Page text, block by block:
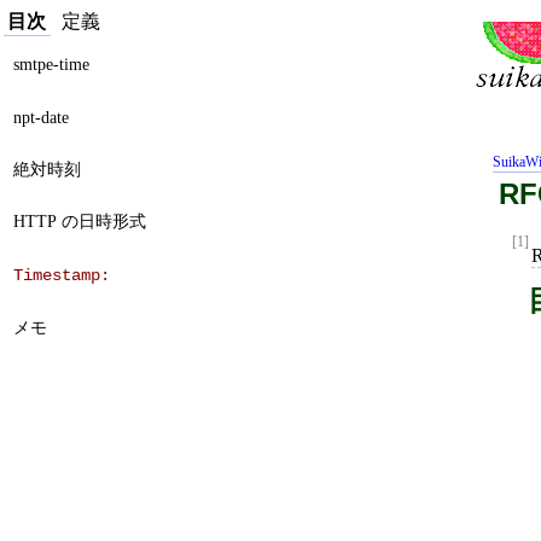
[1]
目次 定義
smtpe-time
npt-date
絶対時刻
HTTP の日時形式
Timestamp:
メモ